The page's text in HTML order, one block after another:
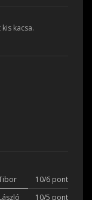
kacsa.
10/6 pont
10/5 pont